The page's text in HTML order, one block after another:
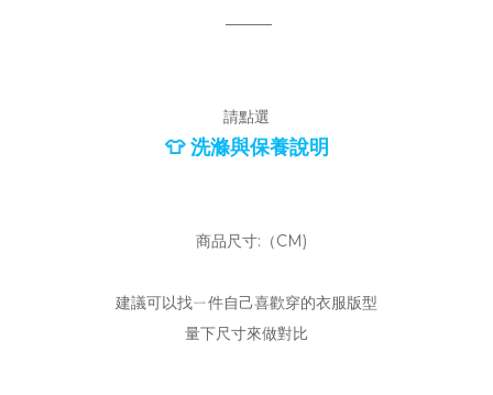
———
請點選
👕 洗滌與保養說明
商品尺寸:（CM)
建議可以找ㄧ件自己喜歡穿的衣服版型
量下尺寸來做對比